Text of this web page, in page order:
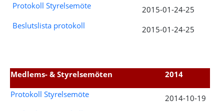
Protokoll Styrelsemöte
2015-01-24-25
Beslutslista protokoll
2015-01-24-25
Medlems- & Styrelsemöten
2014
Protokoll Styrelsemöte
2014-10-19